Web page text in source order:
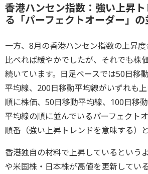
香港ハンセン指数：強い上昇
る「パーフェクトオーダー」の
一方、8月の香港ハンセン指数の上昇
比べれば緩やかでしたが、それでも株
続いています。日足ベースでは50日移
平均線、200日移動平均線がいずれも
順に株価、50日移動平均線、100日移
平均線の順に並んでいるパーフェクト
順番（強い上昇トレンドを意味する）と
香港独自の材料で上昇しているという
や米国株・日本株が高値を更新してい